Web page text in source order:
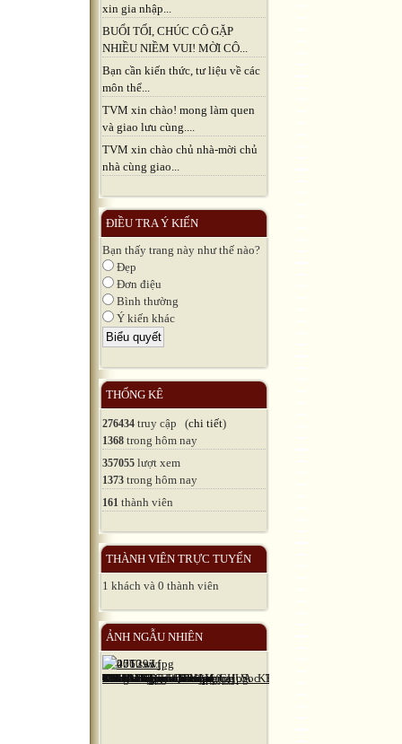
xin gia nhập...
BUỔI TỐI, CHÚC CÔ GẶP
NHIỀU NIỀM VUI! MỜI CÔ...
Bạn cần kiến thức, tư liệu về các
môn thể...
TVM xin chào! mong làm quen
và giao lưu cùng....
TVM xin chào chủ nhà-mời chủ
nhà cùng giao...
ĐIỀU TRA Ý KIẾN
Bạn thấy trang này như thế nào?
Đẹp
Đơn điệu
Bình thường
Ý kiến khác
THỐNG KÊ
276434 truy cập (chi tiết)
1368 trong hôm nay
357055 lượt xem
1373 trong hôm nay
161 thành viên
THÀNH VIÊN TRỰC TUYẾN
1 khách và 0 thành viên
ẢNH NGẪU NHIÊN